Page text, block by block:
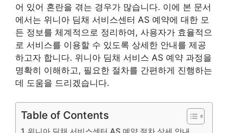
어 있어 혼란을 겪는 경우가 많습니다. 이에 본 문서
에서는 위니아 딤채 서비스센터 AS 예약에 대한 모
든 정보를 체계적으로 정리하여, 사용자가 효율적으
로 서비스를 이용할 수 있도록 상세한 안내를 제공
하고자 합니다. 위니아 딤채 서비스 AS 예약 과정을
명확히 이해하고, 필요한 절차를 간편하게 진행하는
데 도움을 드리겠습니다.
Table of Contents